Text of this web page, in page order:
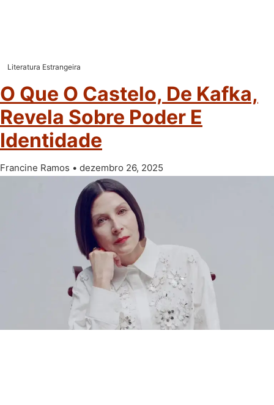
Literatura Estrangeira
O Que O Castelo, De Kafka,
Revela Sobre Poder E
Identidade
Francine Ramos dezembro 26, 2025